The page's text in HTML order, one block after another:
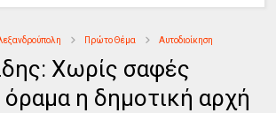
Πρώτο Θέμα Αυτοδιοίκηση
Χωρίς σαφές
όραμα η δημοτική αρχή